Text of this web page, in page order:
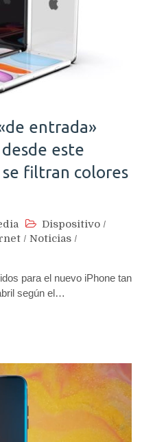
entrada»
este
filtran colores
Dispositivo /
/ Noticias /
para el nuevo iPhone tan
según el…